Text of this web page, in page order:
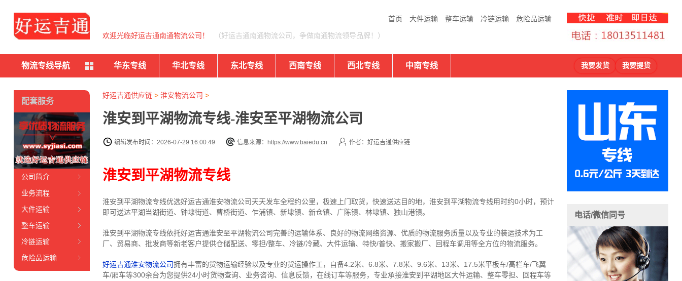
首页 大件运输 整车运输 冷链运输 危险品运输
欢迎光临好运吉通南通物流公司！ （好运吉通南通物流公司，争做南通物流领导品牌！）
物流专线导航 华东专线 华北专线 东北专线 西南专线 西北专线 中南专线 我要发货 我要提货
好运吉通供应链> 淮安物流公司 >
淮安到平湖物流专线-淮安至平湖物流公司
编辑发布时间：2026-07-29 16:00:49 信息来源：https://www.baiedu.cn 作者：好运吉通供应链
淮安到平湖物流专线
淮安到平湖物流专线优选好运吉通淮安物流公司天天发车全程约公里， 极速上门取货，快速送达目的地，淮安到平湖物流专线用时约0小时，预计
即可送达平湖当湖街道、钟埭街道、曹桥街道、乍浦镇、新埭镇、新仓镇、广陈镇、林埭镇、独山港镇。
淮安到平湖物流专线依托好运吉通淮安至平湖物流公司完善的运输体系、良好的物流网络资源、优质的物流服务质量以及专业的装运技术为工
厂、贸易商、批发商等新老客户提供仓储配送、零担/整车、冷链/冷藏、大件运输、特快/普快、搬家搬厂、回程车调用等全方位的物流服务。
好运吉通淮安物流公司拥有丰富的货物运输经验以及专业的货运操作工，自备4.2米、6.8米、7.8米、9.6米、13米、17.5米平板车/高栏车/飞翼
车/厢车等300余台为您提供24小时货物查询、业务咨询、信息反馈，在线订车等服务， 专业承接淮安到平湖地区大件运输、整车零担、回程车等
配套服务
公司简介
业务流程
大件运输
整车运输
冷链运输
危险品运输
电话/微信同号